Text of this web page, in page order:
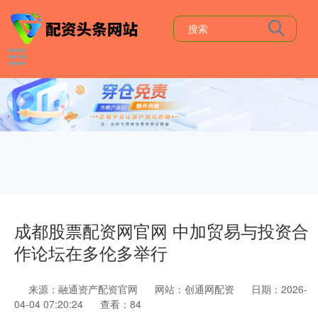
成都股票配资网官网 中加贸易与投资合
作论坛在多伦多举行
来源：融通资产配资官网 网站：创通网配资
日期：2026-
04-04 07:20:24
查看：84